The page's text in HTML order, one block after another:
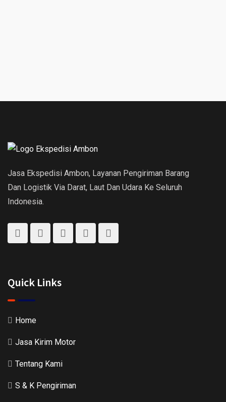
Jasa Ekspedisi Ambon, Layanan Pengiriman Barang
Dan Logistik Via Darat, Laut Dan Udara Ke Seluruh
Indonesia.
Quick Links
Home
Jasa Kirim Motor
Tentang Kami
S & K Pengiriman